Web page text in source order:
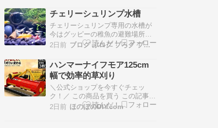
て初めて見える課題が数多く発生
しています。本シリーズでは、こ
れらの被災事例や支援情報を
ERP（初動対応）、CMP（危機時
の判断）、BCP（事業継続）の3つ
チェリーシュリンプ水槽
チェリーシュリンプ専用の水槽が
今はグッピーの稚魚の避難場所へ
温かいからかグッピーが沢山のベ
は イエローフローレセント・シュ
リンプ ×３チェリーレッドシュリ
ンプ ×３オレンジチェリーシュリ
ンプ ×2ブルールリーシュリンプ ×
２ブルージェリーシュリ…
2日前 ブログ ぶログ ブろグ ブロぐ
ハンマーナイフモア125cm
幅で効率的草刈り
＼公式ショップを今すぐチェッ
ク！／ この商品を買う この記事で
分かることトラクター用ハンマー
2日前 ほのぼのDIY.com